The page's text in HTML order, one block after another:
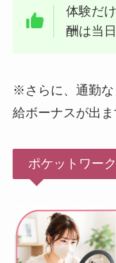
体験だ
酬は当
※さらに、通勤な
給ボーナスが出ま
ポケットワー